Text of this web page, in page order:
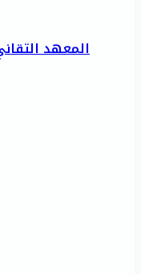
المعهد